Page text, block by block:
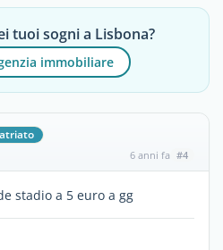
tuoi sogni a Lisbona?
immobiliare
6 anni fa #4
stadio a 5 euro a gg